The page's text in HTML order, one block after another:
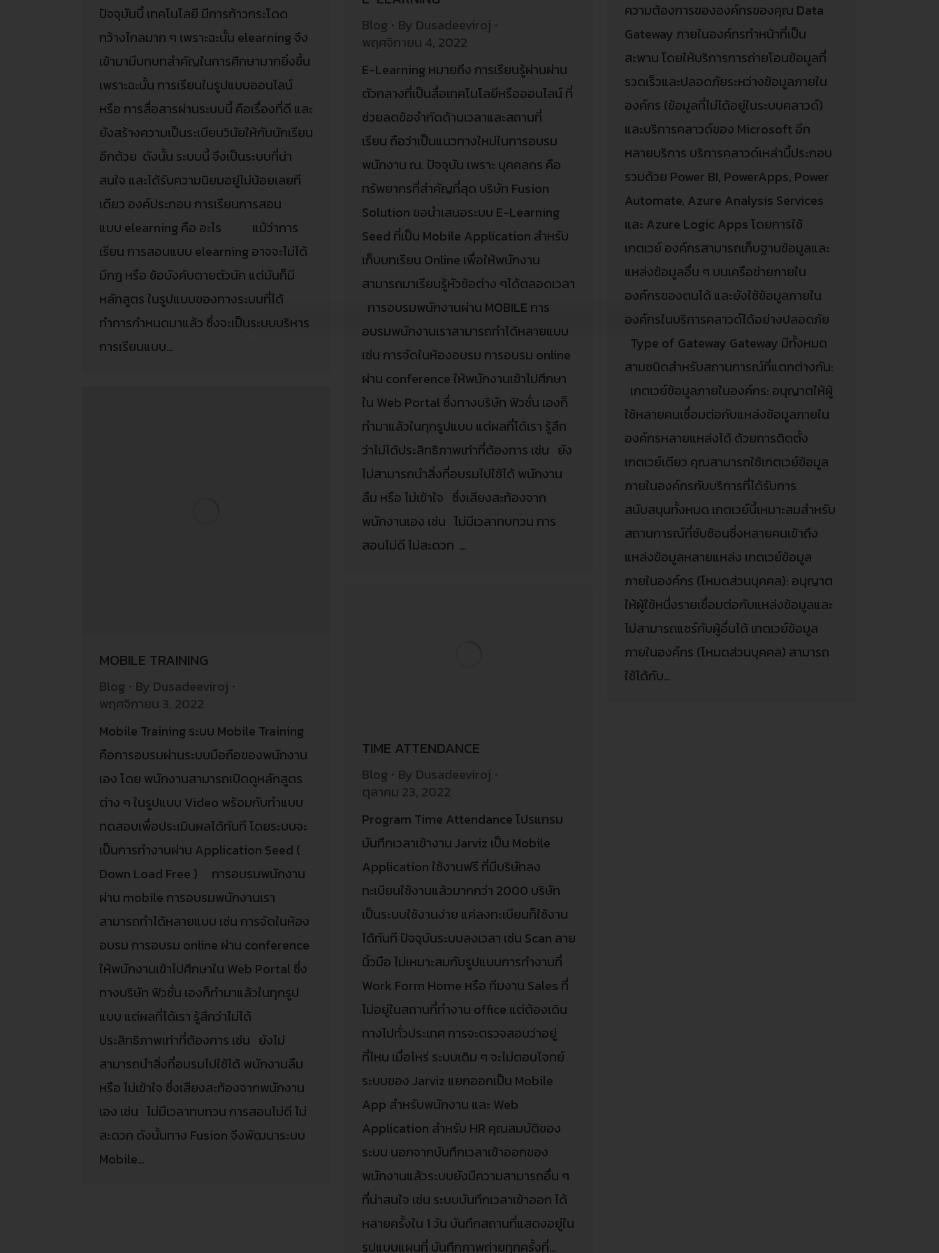
ปัจจุบันนี้ เทคโนโลยี มีการก้าวกระโดด
กว้างไกลมาก ๆ เพราะฉะนั้น elearning จึง
เข้ามามีบทบทสำคัญในการศึกษามากยิ่งขึ้น
เพราะฉะนั้น การเรียนในรูปแบบออนไลน์
หรือ การสื่อสารผ่านระบบนี้ คือเรื่องที่ดี และ
ยังสร้างความเป็นระเบียบวินัยให้กับนักเรียน
อีกด้วย ดังนั้น ระบบนี้ จึงเป็นระบบที่น่า
สนใจ และได้รับความนิยมอยู่ไม่น้อยเลยที
เดียว องค์ประกอบ การเรียนการสอน
แบบ elearning คือ อะไร แม้ว่าการ
เรียน การสอนแบบ elearning อาจจะไม่ได้
มีกฎ หรือ ข้อบังคับตายตัวนัก แต่มันก็มี
หลักสูตร ในรูปแบบของทางระบบที่ได้
ทำการกำหนดมาแล้ว ซึ่งจะเป็นระบบบริหาร
การเรียนแบบ…
ความต้องการขององค์กรของคุณ Data
Gateway ภายในองค์กรทำหน้าที่เป็น
สะพาน โดยให้บริการการถ่ายโอนข้อมูลที่
รวดเร็วและปลอดภัยระหว่างข้อมูลภายใน
องค์กร (ข้อมูลที่ไม่ได้อยู่ในระบบคลาวด์)
และบริการคลาวด์ของ Microsoft อีก
หลายบริการ บริการคลาวด์เหล่านี้ประกอบ
รวมด้วย Power BI, PowerApps, Power
Automate, Azure Analysis Services
และ Azure Logic Apps โดยการใช้
เกตเวย์ องค์กรสามารถเก็บฐานข้อมูลและ
แหล่งข้อมูลอื่น ๆ บนเครือข่ายภายใน
องค์กรของตนได้ และยังใช้ข้อมูลภายใน
องค์กรในบริการคลาวด์ได้อย่างปลอดภัย
Type of Gateway Gateway มีทั้งหมด
สามชนิดสําหรับสถานการณ์ที่แตกต่างกัน:
เกตเวย์ข้อมูลภายในองค์กร: อนุญาตให้ผู้
ใช้หลายคนเชื่อมต่อกับแหล่งข้อมูลภายใน
องค์กรหลายแหล่งได้ ด้วยการติดตั้ง
เกตเวย์เดียว คุณสามารถใช้เกตเวย์ข้อมูล
ภายในองค์กรกับบริการที่ได้รับการ
สนับสนุนทั้งหมด เกตเวย์นี้เหมาะสมสําหรับ
สถานการณ์ที่ซับซ้อนซึ่งหลายคนเข้าถึง
แหล่งข้อมูลหลายแหล่ง เกตเวย์ข้อมูล
ภายในองค์กร (โหมดส่วนบุคคล): อนุญาต
ให้ผู้ใช้หนึ่งรายเชื่อมต่อกับแหล่งข้อมูลและ
ไม่สามารถแชร์กับผู้อื่นได้ เกตเวย์ข้อมูล
ภายในองค์กร (โหมดส่วนบุคคล) สามารถ
ใช้ได้กับ…
Blog By Dusadeeviroj
พฤศจิกายน 4, 2022
E-Learning หมายถึง การเรียนรู้ผ่านผ่าน
ตัวกลางที่เป็นสื่อเทคโนโลยีหรือออนไลน์ ที่
ช่วยลดข้อจำกัดด้านเวลาและสถานที่
เรียน ถือว่าเป็นแนวทางใหม่ในการอบรม
พนักงาน ณ. ปัจจุบัน เพราะ บุคคลกร คือ
ทรัพยากรที่สำคัญที่สุด บริษัท Fusion
Solution ขอนำเสนอระบบ E-Learning
Seed ที่เป็น Mobile Application สำหรับ
เก็บบทเรียน Online เพื่อให้พนักงาน
สามารถมาเรียนรู้หัวข้อต่าง ๆได้ตลอดเวลา
การอบรมพนักงานผ่าน MOBILE การ
อบรมพนักงานเราสามารถทำได้หลายแบบ
เช่น การจัดในห้องอบรม การอบรม online
ผ่าน conference ให้พนักงานเข้าไปศึกษา
ใน Web Portal ซึ่งทางบริษัท ฟิวชั่น เองก็
ทำมาแล้วในทุกรูปแบบ แต่ผลที่ได้เรา รู้สึก
ว่าไม่ได้ประสิทธิภาพเท่าที่ต้องการ เช่น ยัง
ไม่สามารถนำสิ่งที่อบรมไปใช้ได้ พนักงาน
ลืม หรือ ไม่เข้าใจ ซึ่งเสียงสะท้องจาก
พนักงานเอง เช่น ไม่มีเวลาทบทวน การ
สอนไม่ดี ไม่สะดวก …
MOBILE TRAINING
Blog By Dusadeeviroj
พฤศจิกายน 3, 2022
Mobile Training ระบบ Mobile Training
คือการอบรมผ่านระบบมือถือของพนักงาน
เอง โดย พนักงานสามารถเปิดดูหลักสูตร
ต่าง ๆ ในรูปแบบ Video พร้อมกับทำแบบ
ทดสอบเพื่อประเมินผลได้ทันที โดยระบบจะ
เป็นการทำงานผ่าน Application Seed (
Down Load Free ) การอบรมพนักงาน
ผ่าน mobile การอบรมพนักงานเรา
สามารถทำได้หลายแบบ เช่น การจัดในห้อง
อบรม การอบรม online ผ่าน conference
ให้พนักงานเข้าไปศึกษาใน Web Portal ซึ่ง
ทางบริษัท ฟิวชั่น เองก็ทำมาแล้วในทุกรูป
แบบ แต่ผลที่ได้เรา รู้สึกว่าไม่ได้
ประสิทธิภาพเท่าที่ต้องการ เช่น ยังไม่
สามารถนำสิ่งที่อบรมไปใช้ได้ พนักงานลืม
หรือ ไม่เข้าใจ ซึ่งเสียงสะท้องจากพนักงาน
เอง เช่น ไม่มีเวลาทบทวน การสอนไม่ดี ไม่
สะดวก ดังนั้นทาง Fusion จึงพัฒนาระบบ
Mobile…
TIME ATTENDANCE
Blog By Dusadeeviroj
ตุลาคม 23, 2022
Program Time Attendance โปรแกรม
บันทึกเวลาเข้างาน Jarviz เป็น Mobile
Application ใช้งานฟรี ที่มีบริษัทลง
ทะเบียนใช้งานแล้วมากกว่า 2000 บริษัท
เป็นระบบใช้งานง่าย แค่ลงทะเบียนก็ใช้งาน
ได้ทันที ปัจจุบันระบบลงเวลา เช่น Scan ลาย
นิ้วมือ ไม่เหมาะสมกับรูปแบบการทำงานที่
Work Form Home หรือ ทีมงาน Sales ที่
ไม่อยู่ในสถานที่ทำงาน office แต่ต้องเดิน
ทางไปทั่วประเทศ การจะตรวจสอบว่าอยู่
ที่ไหน เมื่อไหร่ ระบบเดิม ๆ จะไม่ตอบโจทย์
ระบบของ Jarviz แยกออกเป็น Mobile
App สำหรับพนักงาน และ Web
Application สำหรับ HR คุณสมบัติของ
ระบบ นอกจากบันทึกเวลาเข้าออกของ
พนักงานแล้วระบบยังมีความสามารถอื่น ๆ
ที่น่าสนใจ เช่น ระบบบันทึกเวลาเข้าออก ได้
หลายครั้งใน 1 วัน บันทึกสถานที่แสดงอยู่ใน
รูปแบบแผนที่ บันทึกภาพถ่ายทุกครั้งที่…